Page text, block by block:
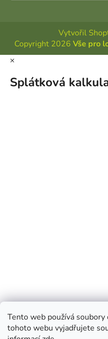
Tento web používá
tohoto webu vyjadřujete
Vytvořil
Copyright 2026 Vše pro
×
Splátková